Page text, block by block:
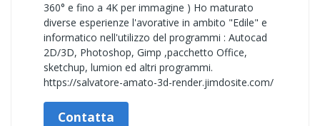
360° e fino a 4K per immagine ) Ho maturato
diverse esperienze l'avorative in ambito "Edile" e
informatico nell'utilizzo del programmi : Autocad
2D/3D, Photoshop, Gimp ,pacchetto Office,
sketchup, lumion ed altri programmi.
https://salvatore-amato-3d-render.jimdosite.com/
Contatta